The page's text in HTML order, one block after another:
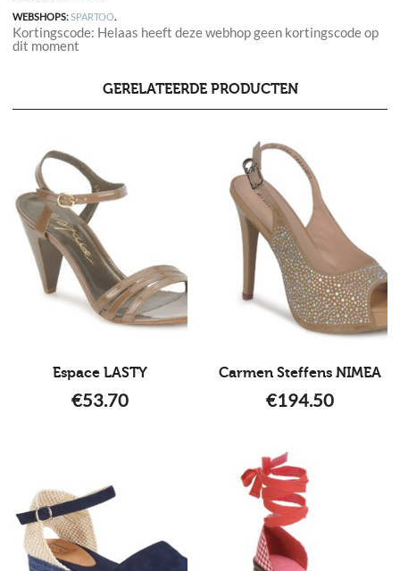
WEBSHOPS:SPARTOO.
Kortingscode: Helaas heeft deze webhop geen kortingscode op
dit moment
GERELATEERDE PRODUCTEN
Espace LASTY
€53.70
Carmen Steffens NIMEA
€194.50